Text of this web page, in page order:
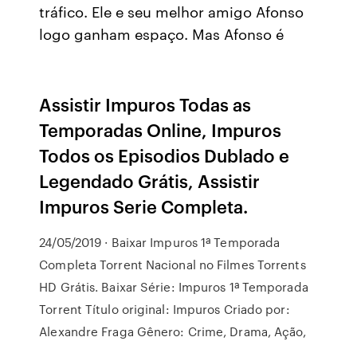
tráfico. Ele e seu melhor amigo Afonso
logo ganham espaço. Mas Afonso é
Assistir Impuros Todas as
Temporadas Online, Impuros
Todos os Episodios Dublado e
Legendado Grátis, Assistir
Impuros Serie Completa.
24/05/2019 · Baixar Impuros 1ª Temporada
Completa Torrent Nacional no Filmes Torrents
HD Grátis. Baixar Série: Impuros 1ª Temporada
Torrent Título original: Impuros Criado por:
Alexandre Fraga Gênero: Crime, Drama, Ação,